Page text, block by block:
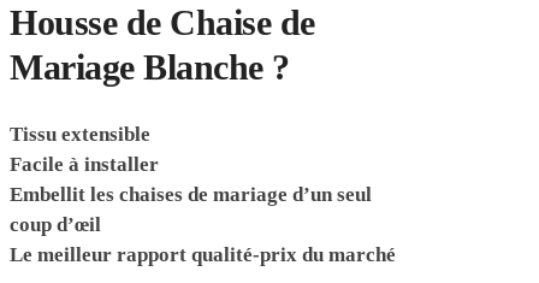
Housse de Chaise de
Mariage Blanche ?
Tissu extensible
Facile à installer
Embellit les chaises de mariage d’un seul
coup d’œil
Le meilleur rapport qualité-prix du marché